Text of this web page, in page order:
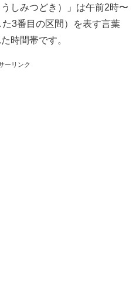
しみつどき）」は午前2時〜
3番目の区間）を表す言葉
時間帯です。
ーリンク